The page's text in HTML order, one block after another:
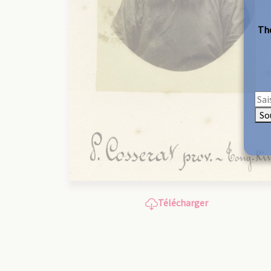
Télécharger